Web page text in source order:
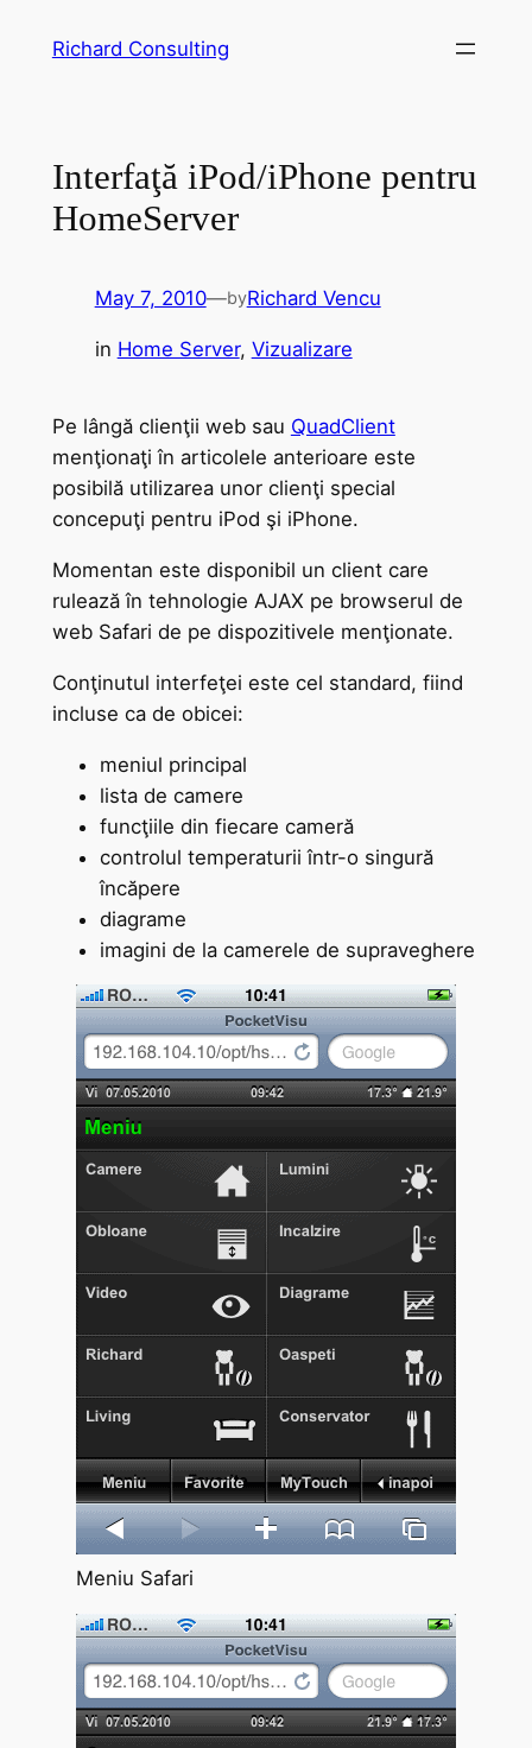
Richard Consulting
Interfaţă iPod/iPhone pentru
HomeServer
May 7, 2010—byRichard Vencu
in Home Server, Vizualizare
Pe lângă clienţii web sau QuadClient
menţionaţi în articolele anterioare este
posibilă utilizarea unor clienţi special
concepuţi pentru iPod şi iPhone.
Momentan este disponibil un client care
rulează în tehnologie AJAX pe browserul de
web Safari de pe dispozitivele menţionate.
Conţinutul interfeţei este cel standard, fiind
incluse ca de obicei:
meniul principal
lista de camere
funcţiile din fiecare cameră
controlul temperaturii într-o singură
încăpere
diagrame
imagini de la camerele de supraveghere
Meniu Safari